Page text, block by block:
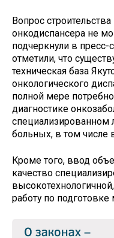
Вопрос
онкодиспансера не
подчеркнули в
отметили, что
техническая база
онкологического
полной мере
диагностике
специализированном
больных, в том числе
Кроме того, ввод
качество
работу по